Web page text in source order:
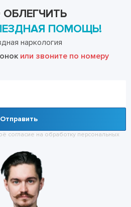
ПОМОЩЬ!
наркология
или звоните по номеру
Отправить
согласие на обработку персональных